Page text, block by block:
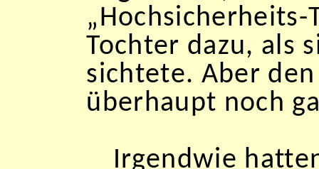
„Hochsicherheits-
Tochter dazu, als
sichtete. Aber
überhaupt noch
Irgendwie